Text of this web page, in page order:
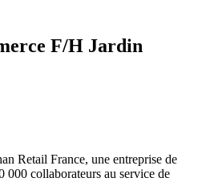
F/H Jardin
Retail France, une entreprise de
000 collaborateurs au service de